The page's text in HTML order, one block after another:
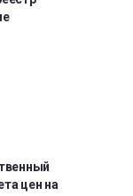
цен на